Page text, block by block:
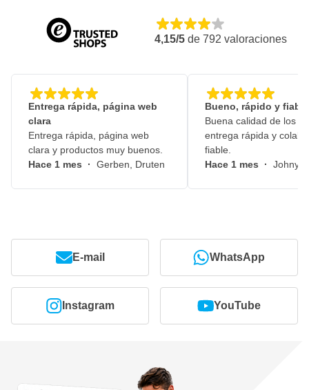
4,15/5 de 792 valoraciones
Entrega rápida, página web
clara
Entrega rápida, página web
clara y productos muy buenos.
Hace 1 mes · Gerben, Druten
Bueno, rápido y fiable
Buena calidad de los
entrega rápida y
fiable.
Hace 1 mes · Johny,
E-mail WhatsApp
Instagram YouTube